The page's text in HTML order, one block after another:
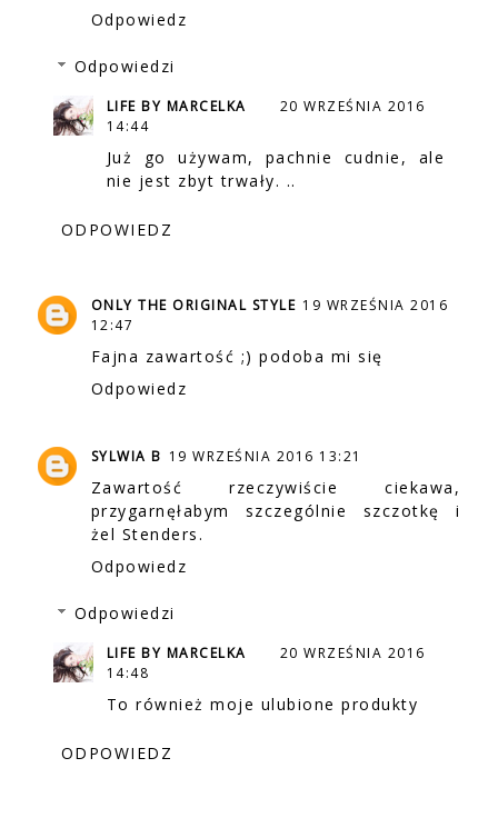
Odpowiedz
Odpowiedzi
LIFE BY MARCELKA
20 WRZEŚNIA 2016
14:44
Już go używam, pachnie cudnie, ale
nie jest zbyt trwały. ..
ODPOWIEDZ
ONLY THE ORIGINAL STYLE 19 WRZEŚNIA 2016
12:47
Fajna zawartość ;) podoba mi się
Odpowiedz
SYLWIA B 19 WRZEŚNIA 2016 13:21
Zawartość rzeczywiście ciekawa,
przygarnęłabym szczególnie szczotkę i
żel Stenders.
Odpowiedz
Odpowiedzi
LIFE BY MARCELKA
20 WRZEŚNIA 2016
14:48
To również moje ulubione produkty
ODPOWIEDZ